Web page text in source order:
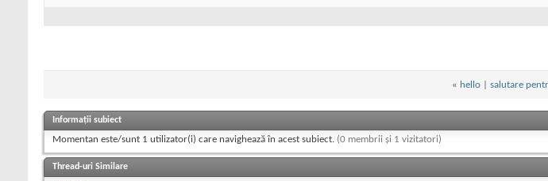
« hello| salutare
Informații subiect
Momentan este/sunt 1 utilizator(i) care navighează în acest subiect. (0 membrii și 1 vizitatori)
Thread-uri Similare